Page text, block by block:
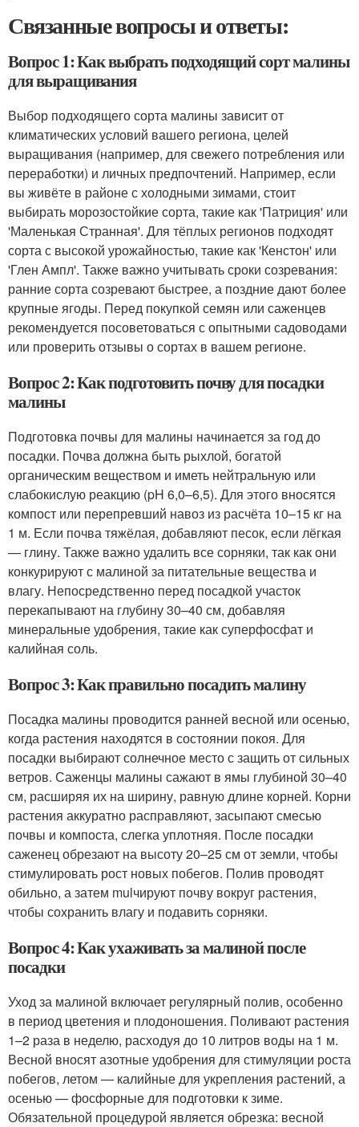
Связанные вопросы и ответы:
Вопрос 1: Как выбрать подходящий сорт малины
для выращивания
Выбор подходящего сорта малины зависит от
климатических условий вашего региона, целей
выращивания (например, для свежего потребления или
переработки) и личных предпочтений. Например, если
вы живёте в районе с холодными зимами, стоит
выбирать морозостойкие сорта, такие как 'Патриция' или
'Маленькая Странная'. Для тёплых регионов подходят
сорта с высокой урожайностью, такие как 'Кенстон' или
'Глен Ампл'. Также важно учитывать сроки созревания:
ранние сорта созревают быстрее, а поздние дают более
крупные ягоды. Перед покупкой семян или саженцев
рекомендуется посоветоваться с опытными садоводами
или проверить отзывы о сортах в вашем регионе.
Вопрос 2: Как подготовить почву для посадки
малины
Подготовка почвы для малины начинается за год до
посадки. Почва должна быть рыхлой, богатой
органическим веществом и иметь нейтральную или
слабокислую реакцию (pH 6,0–6,5). Для этого вносятся
компост или перепревший навоз из расчёта 10–15 кг на
1 м. Если почва тяжёлая, добавляют песок, если лёгкая
— глину. Также важно удалить все сорняки, так как они
конкурируют с малиной за питательные вещества и
влагу. Непосредственно перед посадкой участок
перекапывают на глубину 30–40 см, добавляя
минеральные удобрения, такие как суперфосфат и
калийная соль.
Вопрос 3: Как правильно посадить малину
Посадка малины проводится ранней весной или осенью,
когда растения находятся в состоянии покоя. Для
посадки выбирают солнечное место с защить от сильных
ветров. Саженцы малины сажают в ямы глубиной 30–40
см, расширяя их на ширину, равную длине корней. Корни
растения аккуратно расправляют, засыпают смесью
почвы и компоста, слегка уплотняя. После посадки
саженец обрезают на высоту 20–25 см от земли, чтобы
стимулировать рост новых побегов. Полив проводят
обильно, а затем mulчируют почву вокруг растения,
чтобы сохранить влагу и подавить сорняки.
Вопрос 4: Как ухаживать за малиной после
посадки
Уход за малиной включает регулярный полив, особенно
в период цветения и плодоношения. Поливают растения
1–2 раза в неделю, расходуя до 10 литров воды на 1 м.
Весной вносят азотные удобрения для стимуляции роста
побегов, летом — калийные для укрепления растений, а
осенью — фосфорные для подготовки к зиме.
Обязательной процедурой является обрезка: весной